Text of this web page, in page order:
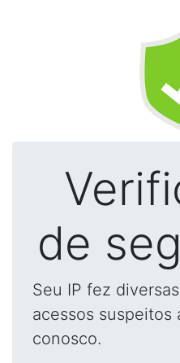
de
Seu IP fez
acessos suspeitos
conosco.